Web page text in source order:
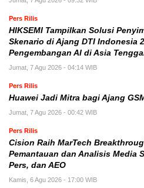
Pers Rilis
HIKSEMI Tampilkan Solusi
Skenario di Ajang DTI Indonesia
Pengembangan AI di Asia
Jumat, 7 Agu 2026 - 04:14 WIB
Pers Rilis
Huawei Jadi Mitra bagi Ajang
Jumat, 7 Agu 2026 - 00:42 WIB
Pers Rilis
Cision Raih MarTech
Pemantauan dan Analisis Media
Pers, dan AEO
Kamis, 6 Agu 2026 - 17:00 WIB